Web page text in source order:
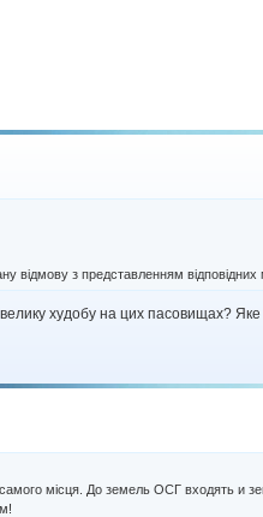
відмову з представленням відповідних
худобу на цих пасовищах?
місця. До земель ОСГ входять и